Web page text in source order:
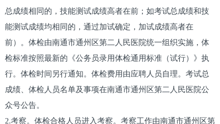
总成绩相同的，技能测试成绩高者在前；如考试总成绩和技
能测试成绩均相同的，通过加试确定，加试成绩高者在
前）。体检由南通市通州区第二人民医院统一组织实施，体
检标准按照最新的《公务员录用体检通用标准（试行）》执
行。体检时间另行通知。体检费用由应聘人员自理。考试总
成绩、体检人员名单及事项在南通市通州区第二人民医院公
众号公告。
2.考察。体检合格人员进入考察。考察工作由南通市通州区第